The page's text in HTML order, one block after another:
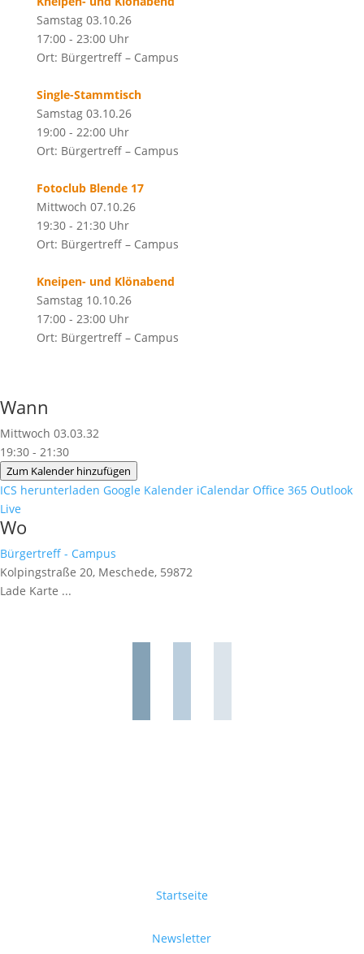
Samstag 03.10.26
17:00 - 23:00 Uhr
Ort: Bürgertreff – Campus
Single-Stammtisch
Samstag 03.10.26
19:00 - 22:00 Uhr
Ort: Bürgertreff – Campus
Fotoclub Blende 17
Mittwoch 07.10.26
19:30 - 21:30 Uhr
Ort: Bürgertreff – Campus
Kneipen- und Klönabend
Samstag 10.10.26
17:00 - 23:00 Uhr
Ort: Bürgertreff – Campus
Wann
Mittwoch 03.03.32
19:30 - 21:30
Zum Kalender hinzufügen
ICS herunterladen Google Kalender iCalendar Office 365 Outlook
Live
Wo
Bürgertreff - Campus
Kolpingstraße 20, Meschede, 59872
Lade Karte ...
Startseite
Newsletter